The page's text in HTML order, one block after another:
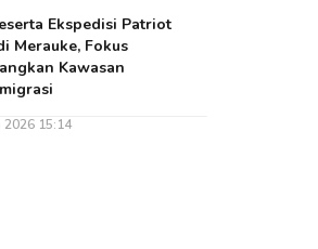
Ekspedisi Patriot
Merauke, Fokus
Kawasan
2026 15:14